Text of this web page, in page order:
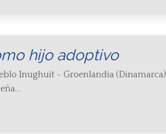
hijo adoptivo
Inughuit – Groenlandia (Dinamarca)